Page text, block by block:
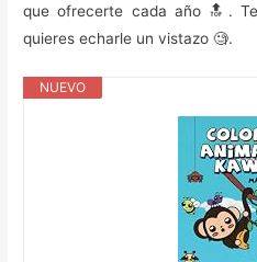
que ofrecerte cada año 🔝.
quieres echarle un vistazo 🧐.
NUEVO